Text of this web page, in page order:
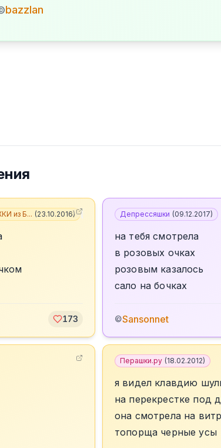
bazzlan
из Б... (23.10.2016)
173
Депрессяшки (09.12.2017)
на тебя смотрела
в розовых очках
розовым казалось
сало на бочках
©Sansonnet
Перашки.ру (18.02.2012)
я видел клавдию
на перекрестке под
она смотрела на
топорща черные усы